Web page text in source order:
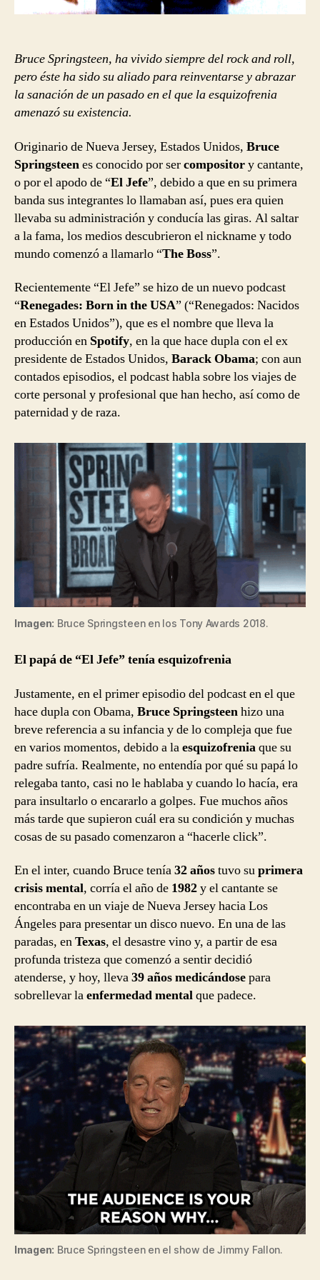
Bruce Springsteen, ha vivido siempre del rock and roll,
pero éste ha sido su aliado para reinventarse y abrazar
la sanación de un pasado en el que la esquizofrenia
amenazó su existencia.
Originario de Nueva Jersey, Estados Unidos, Bruce
Springsteenes conocido por sercompository cantante,
o por el apodo de “El Jefe”, debido a que en su primera
banda sus integrantes lo llamaban así, pues era quien
llevaba su administración y conducía las giras. Al saltar
a la fama, los medios descubrieron el nickname y todo
mundo comenzó a llamarlo “The Boss”.
Recientemente “El Jefe” se hizo de un nuevo podcast
“Renegades: Born in the USA” (“Renegados: Nacidos
en Estados Unidos”), que es el nombre que lleva la
producción en Spotify, en la que hace dupla con el ex
presidente de Estados Unidos, Barack Obama; con aun
contados episodios, el podcast habla sobre los viajes de
corte personal y profesional que han hecho, así como de
paternidad y de raza.
Imagen: Bruce Springsteen en los Tony Awards 2018.
El papá de “El Jefe” tenía esquizofrenia
Justamente, en el primer episodio del podcast en el que
hace dupla con Obama, Bruce Springsteenhizo una
breve referencia a su infancia y de lo compleja que fue
en varios momentos, debido a laesquizofreniaque su
padre sufría. Realmente, no entendía por qué su papá lo
relegaba tanto, casi no le hablaba y cuando lo hacía, era
para insultarlo o encararlo a golpes. Fue muchos años
más tarde que supieron cuál era su condición y muchas
cosas de su pasado comenzaron a “hacerle click”.
En el inter, cuando Bruce tenía32 añostuvo suprimera
crisis mental, corría el año de 1982y el cantante se
encontraba en un viaje de Nueva Jersey hacia Los
Ángeles para presentar un disco nuevo. En una de las
paradas, enTexas, el desastre vino y, a partir de esa
profunda tristeza que comenzó a sentir decidió
atenderse, y hoy, lleva39 años medicándosepara
sobrellevar laenfermedad mentalque padece.
Imagen: Bruce Springsteen en el show de Jimmy Fallon.